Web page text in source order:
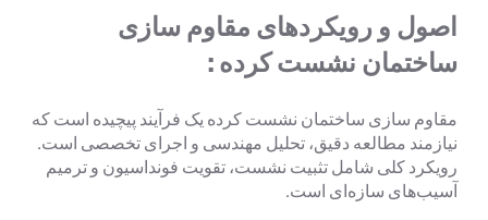
اصول و رویکردهای مقاوم سازی
ساختمان نشست کرده :
مقاوم سازی ساختمان نشست کرده یک فرآیند پیچیده است که
نیازمند مطالعه دقیق، تحلیل مهندسی و اجرای تخصصی است.
رویکرد کلی شامل تثبیت نشست، تقویت فونداسیون و ترمیم
آسیب‌های سازه‌ای است.